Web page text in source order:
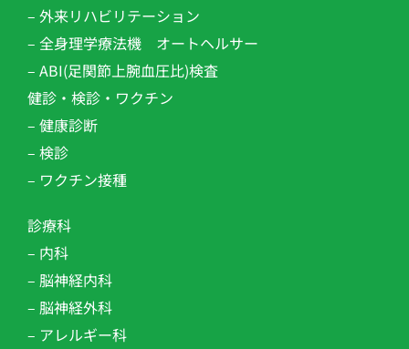
– 外来リハビリテーション​
– 全身理学療法機 オートヘルサー
– ABI(足関節上腕血圧比)検査
健診・検診・ワクチン
– 健康診断
– 検診
– ワクチン接種
診療科
– 内科
– 脳神経内科
– 脳神経外科
– アレルギー科